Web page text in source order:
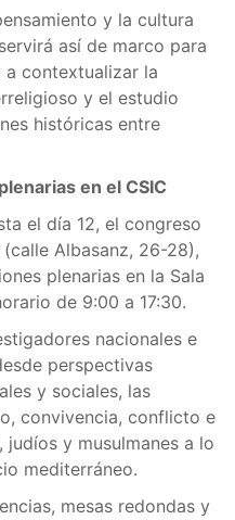
y la cultura
así de marco para
a contextualizar la
y el estudio
históricas entre
en el CSIC
el día 12, el congreso
Albasanz, 26-28),
plenarias en la Sala
de 9:00 a 17:30.
nacionales e
perspectivas
y sociales, las
convivencia, conflicto e
y musulmanes a lo
mediterráneo.
mesas redondas y